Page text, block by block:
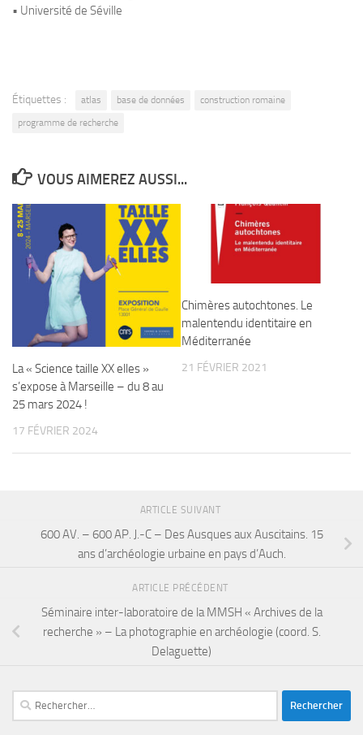
• Université de Séville
Étiquettes : atlas base de données
construction romaine
programme de recherche
VOUS AIMEREZ AUSSI...
La « Science taille XX elles »
s’expose à Marseille – du 8 au
25 mars 2024 !
17 FÉVRIER 2024
Chimères autochtones. Le
malentendu identitaire en
Méditerranée
21 FÉVRIER 2021
ARTICLE SUIVANT
600 AV. – 600 AP. J.-C – Des Ausques aux Auscitains. 15
ans d’archéologie urbaine en pays d’Auch.
ARTICLE PRÉCÉDENT
Séminaire inter-laboratoire de la MMSH « Archives de la
recherche » – La photographie en archéologie (coord. S.
Delaguette)
Rechercher :